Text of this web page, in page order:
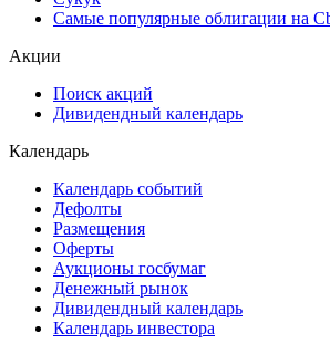
Самые популярные облигации на
Акции
Поиск акций
Дивидендный календарь
Календарь
Календарь событий
Дефолты
Размещения
Оферты
Аукционы госбумаг
Денежный рынок
Дивидендный календарь
Календарь инвестора